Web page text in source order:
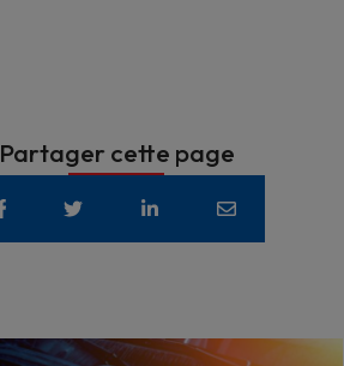
Partager cette page